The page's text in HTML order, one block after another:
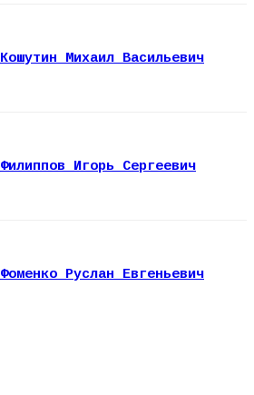
Кошутин Михаил Васильевич
Филиппов Игорь Сергеевич
Фоменко Руслан Евгеньевич